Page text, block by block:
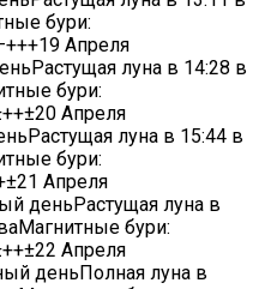
бури:
+++19 Апреля
луна в 14:28 в
бури:
++±20 Апреля
луна в 15:44 в
бури:
±21 Апреля
деньРастущая луна в
бури:
++±22 Апреля
деньПолная луна в